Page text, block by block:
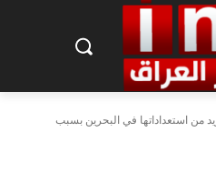
من استعداداتها في البحرين بسبب